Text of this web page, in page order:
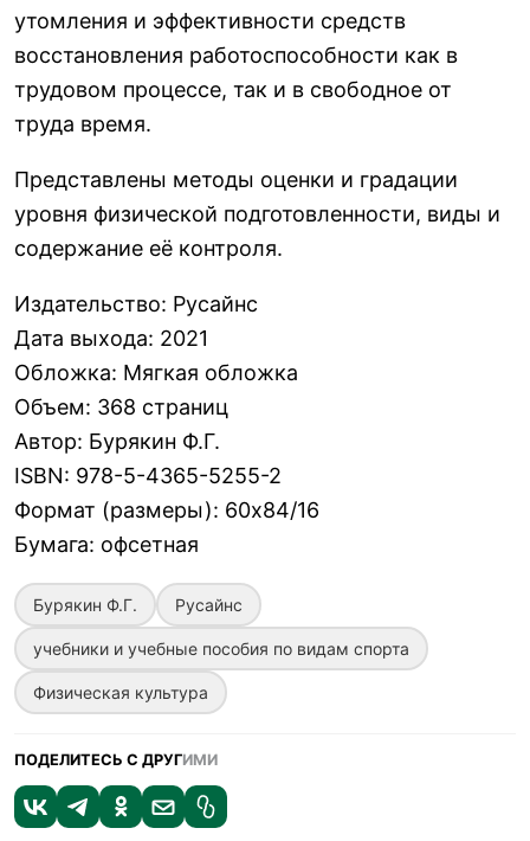
утомления и эффективности средств
восстановления работоспособности как в
трудовом процессе, так и в свободное от
труда время.
Представлены методы оценки и градации
уровня физической подготовленности, виды и
содержание её контроля.
Издательство: Русайнс
Дата выхода: 2021
Обложка: Мягкая обложка
Объем: 368 страниц
Автор: Бурякин Ф.Г.
ISBN: 978-5-4365-5255-2
Формат (размеры): 60х84/16
Бумага: офсетная
Бурякин Ф.Г. Русайнс
учебники и учебные пособия по видам спорта
Физическая культура
ПОДЕЛИТЕСЬ С ДРУГИМИ